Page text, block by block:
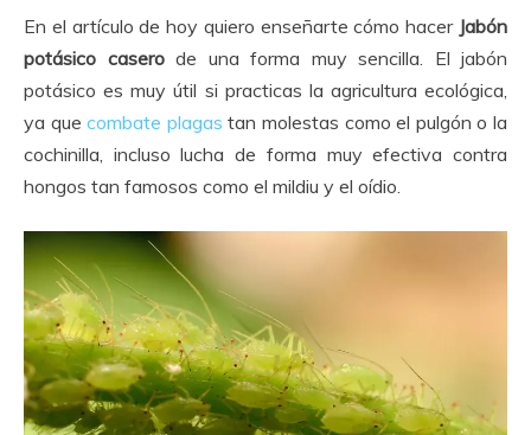
noviembre,
2017
En el artículo de hoy quiero enseñarte cómo hacer Jabón
potásico caserode una forma muy sencilla. El jabón
potásico es muy útil si practicas la agricultura ecológica,
ya quecombate plagas tan molestas como el pulgón o la
cochinilla, incluso lucha de forma muy efectiva contra
hongos tan famosos como el mildiu y el oídio.